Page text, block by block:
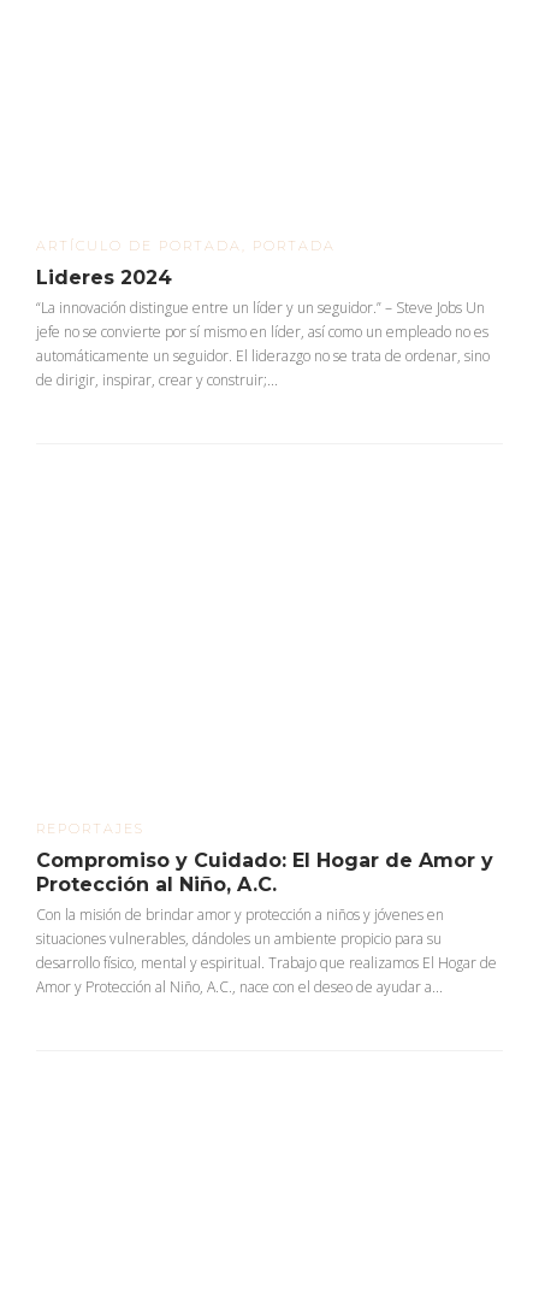
ARTÍCULO DE PORTADA PORTADA
Lideres 2024
“La innovación distingue entre un líder y un seguidor.” – Steve Jobs Un
jefe no se convierte por sí mismo en líder, así como un empleado no es
automáticamente un seguidor. El liderazgo no se trata de ordenar, sino
de dirigir, inspirar, crear y construir;...
REPORTAJES
Compromiso y Cuidado: El Hogar de Amor y
Protección al Niño, A.C.
Con la misión de brindar amor y protección a niños y jóvenes en
situaciones vulnerables, dándoles un ambiente propicio para su
desarrollo físico, mental y espiritual. Trabajo que realizamos El Hogar de
Amor y Protección al Niño, A.C., nace con el deseo de ayudar a...